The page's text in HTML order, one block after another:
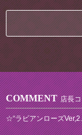
COMMENT 店長
☆“ラビアンローズ